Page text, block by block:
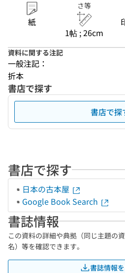
紙
さ等
1帖 ; 26cm
資料に関する注記
一般注記：
折本
書店で探す
書店で探
書店で探す
日本の古本屋
Google Book Search
書誌情報
この資料の詳細や典拠（同じ主題の
名）等を確認できます。
書誌情報